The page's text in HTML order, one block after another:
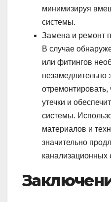
минимизируя
системы.
Замена и ремонт
В случае
или фитингов
незамедлительно
отремонтировать,
утечки и
системы.
материалов и
значительно
канализационных